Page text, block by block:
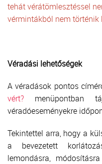
tehát vérátömlesztéssel
vérmintákból nem
Véradási lehetőségek
A véradások pontos
vért? menüpontban
véradóeseményekre
Tekintettel arra, hogy a
a bevezetett
lemondásra,